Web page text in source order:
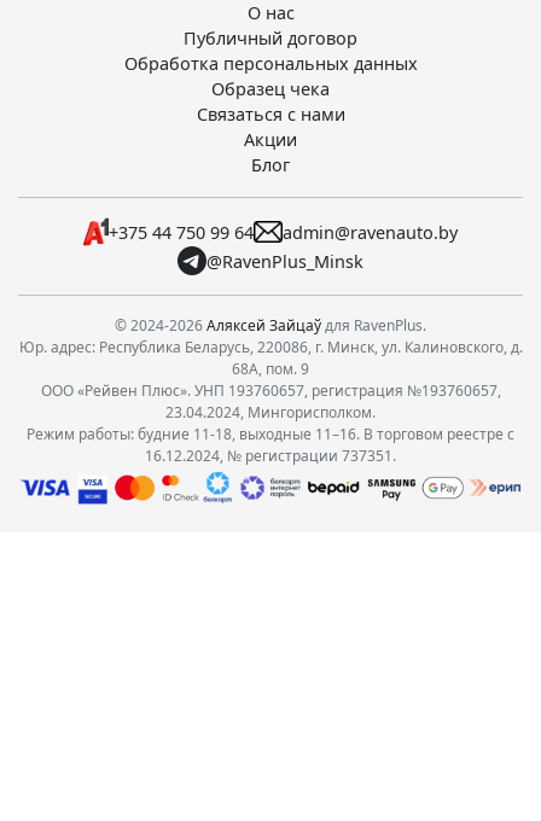
О нас
Публичный договор
Обработка персональных данных
Образец чека
Связаться с нами
Акции
Блог
+375 44 750 99 64
admin@ravenauto.by
@RavenPlus_Minsk
© 2024-2026Аляксей Зайцаўдля RavenPlus.
Юр. адрес: Республика Беларусь, 220086, г. Минск, ул. Калиновского, д.
68А, пом. 9
ООО «Рейвен Плюс». УНП 193760657, регистрация №193760657,
23.04.2024, Мингорисполком.
Режим работы: будние 11-18, выходные 11–16. В торговом реестре с
16.12.2024, № регистрации 737351.